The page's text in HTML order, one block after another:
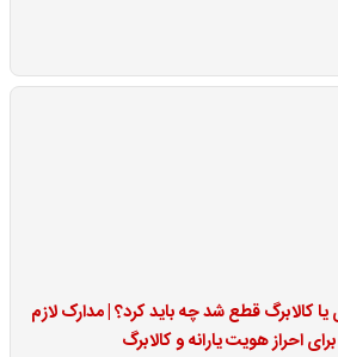
یا کالابرگ قطع شد چه باید کرد؟ | مدارک لازم
برای احراز هویت یارانه و کالابرگ